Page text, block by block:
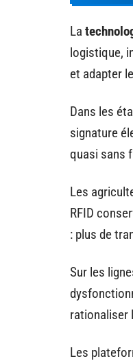
La
logistique,
et adapter
Dans les
signature
quasi sans
Les
RFID
: plus de
Sur les
rationaliser
Les